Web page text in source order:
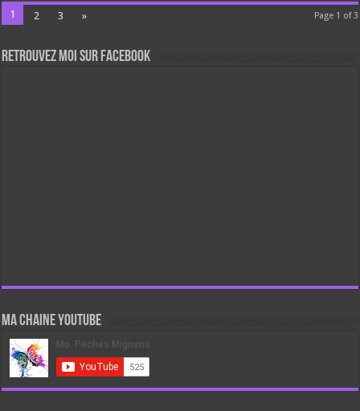
Page 1 of 3
1 2 3 »
Retrouvez moi sur Facebook
Ma chaine Youtube